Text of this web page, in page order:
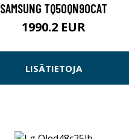
SAMSUNG TQ50QN90CAT
1990.2 EUR
LISÄTIETOJA